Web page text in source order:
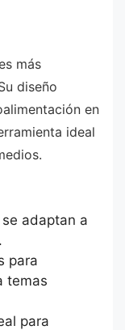
más
diseño
en
ideal
adaptan a
para
temas
para